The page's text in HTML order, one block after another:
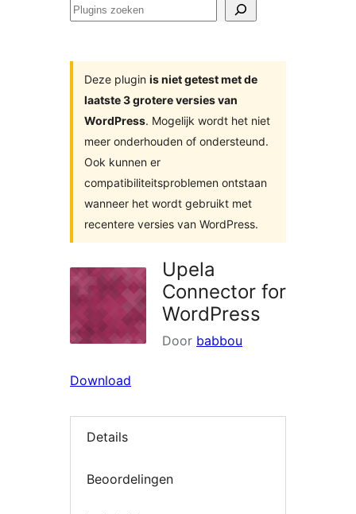
Plugins
Deze plugin is niet getest met de
laatste 3 grotere versies van
WordPress. Mogelijk wordt het niet
meer onderhouden of ondersteund.
Ook kunnen er
compatibiliteitsproblemen ontstaan
wanneer het wordt gebruikt met
recentere versies van WordPress.
Upela
Connector for
WordPress
Door babbou
Download
Details
Beoordelingen